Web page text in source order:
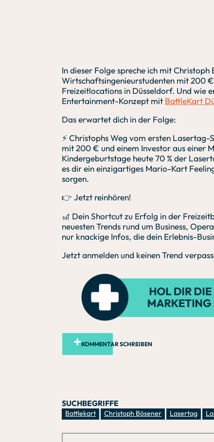
In dieser Folge spreche ich mit Christoph
Wirtschaftsingenieurstudenten mit 200
Freizeitlocations in Düsseldorf. Und wie
Entertainment-Konzept mit BattleKart
Das erwartet dich in der Folge:
⚡ Christophs Weg vom ersten
mit 200 € und einem Investor aus einer
Kindergeburtstage heute 70 % der
es dir ein einzigartiges Mario-Kart
sorgen.
👉 Jetzt reinhören!
🎢 Dein Shortcut zu Erfolg in der
neuesten Trends rund um Business,
nur knackige Infos, die dein Erlebnis-
Jetzt anmelden und keinen Trend
KOMMENTAR SCHREIBEN
SUCHBEGRIFFE
Battlekart Christoph Bösener Lasertag